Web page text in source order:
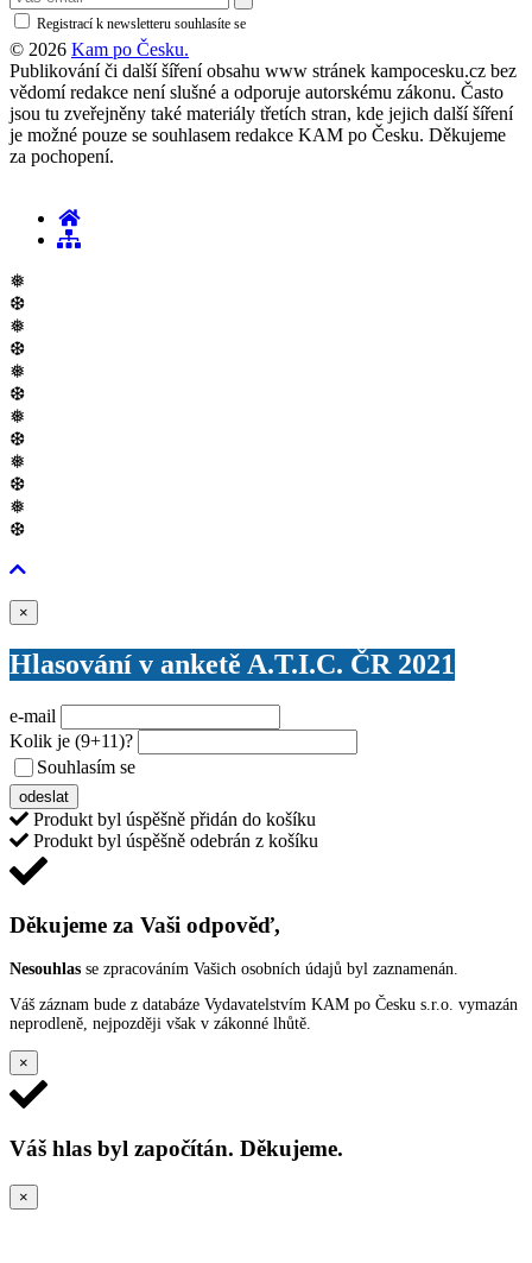
Registrací k newsletteru souhlasíte se
© 2026 Kam po Česku.
Publikování či další šíření obsahu www stránek kampocesku.cz bez
vědomí redakce není slušné a odporuje autorskému zákonu. Často
jsou tu zveřejněny také materiály třetích stran, kde jejich další šíření
je možné pouze se souhlasem redakce KAM po Česku. Děkujeme
za pochopení.
❅
❆
❅
❆
❅
❆
❅
❆
❅
❆
❅
❆
×
Hlasování v anketě A.T.I.C. ČR 2021
e-mail
Kolik je (9+11)?
Souhlasím se
odeslat
Produkt byl úspěšně přidán do košíku
Produkt byl úspěšně odebrán z košíku
Děkujeme za Vaši odpověď,
Nesouhlas se zpracováním Vašich osobních údajů byl zaznamenán.
Váš záznam bude z databáze Vydavatelstvím KAM po Česku s.r.o. vymazán
neprodleně, nejpozději však v zákonné lhůtě.
×
Váš hlas byl započítán. Děkujeme.
×